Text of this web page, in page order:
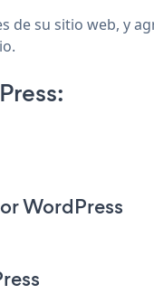
de su sitio web, y
WordPress